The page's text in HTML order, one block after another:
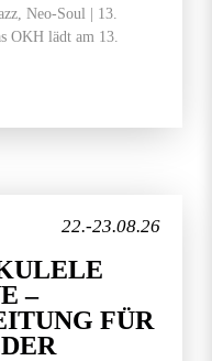
Neo-Soul | 13.
OKH lädt am 13.
22.-23.08.26
–
FÜR